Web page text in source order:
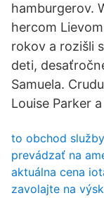
hamburgerov.
hercom
rokov a rozišli
deti,
Samuela.
Louise Parker
to obchod
prevádzať na
aktuálna cena
zavolajte na